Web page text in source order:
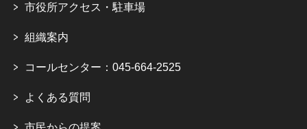
市役所アクセス・駐車場
組織案内
コールセンター：045-664-2525
よくある質問